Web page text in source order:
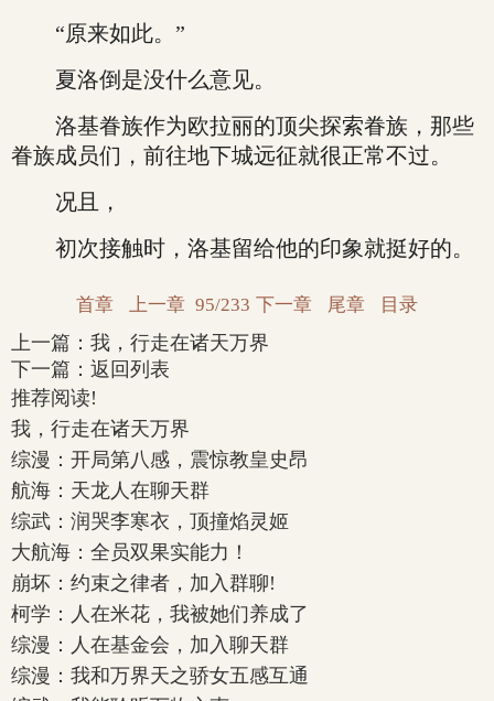
“原来如此。”
夏洛倒是没什么意见。
洛基眷族作为欧拉丽的顶尖探索眷族，那些
眷族成员们，前往地下城远征就很正常不过。
况且，
初次接触时，洛基留给他的印象就挺好的。
首章 上一章 95/233 下一章 尾章 目录
上一篇： 我，行走在诸天万界
下一篇： 返回列表
推荐阅读!
我，行走在诸天万界
综漫：开局第八感，震惊教皇史昂
航海：天龙人在聊天群
综武：润哭李寒衣，顶撞焰灵姬
大航海：全员双果实能力！
崩坏：约束之律者，加入群聊!
柯学：人在米花，我被她们养成了
综漫：人在基金会，加入聊天群
综漫：我和万界天之骄女五感互通